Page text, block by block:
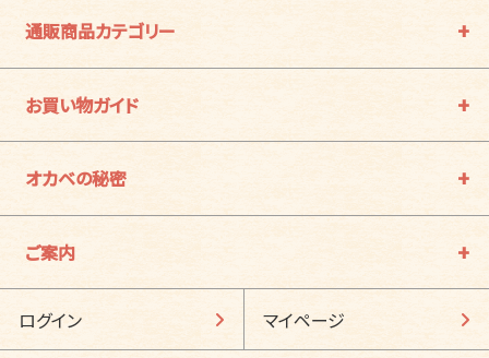
通販商品カテゴリー
お買い物ガイド
オカベの秘密
ご案内
ログイン マイページ